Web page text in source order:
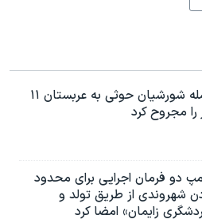
حمله شورشیان حوثی به عربستان ۱۱
را مجروح کرد
دو فرمان اجرایی برای محدود
شهروندی از طریق تولد و
زایمان» امضا کرد